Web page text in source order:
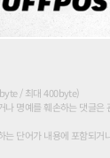
/ 최대 400byte)
나 명예를 훼손하는 댓글은
는 단어가 내용에 포함되거